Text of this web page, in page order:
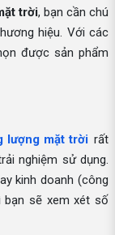
trời, bạn cần chú
hiệu. Với các
được sản phẩm
lượng mặt trời rất
nghiệm sử dụng.
kinh doanh (công
bạn sẽ xem xét số